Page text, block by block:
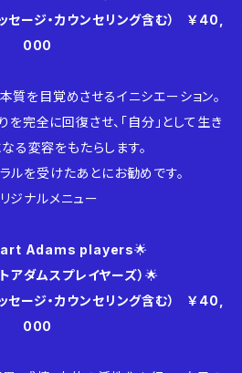
セージ・カウンセリング含む） ￥40,
000
質を目覚めさせるイニシエーション。
を完全に回復させ、「自分」として生き
る変容をもたらします。
ルを受けたあとにお勧めです。
ジナルメニュー
Adams players🌟
アダムスプレイヤーズ） 🌟
セージ・カウンセリング含む） ￥40,
000